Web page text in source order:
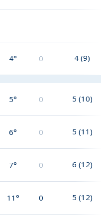
4° 0 4 (9)
5° 0 5 (10)
6° 0 5 (11)
7° 0 6 (12)
11° 0 5 (12)